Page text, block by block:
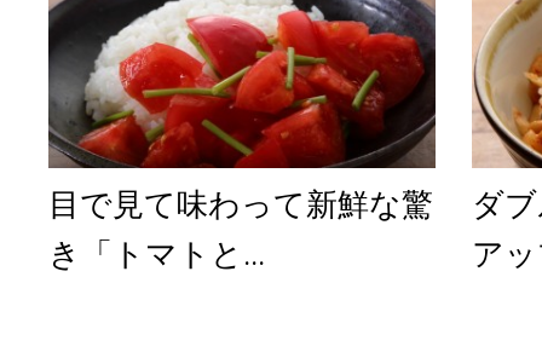
目で見て味わって新鮮な驚
き「トマトと...
ダ
ア